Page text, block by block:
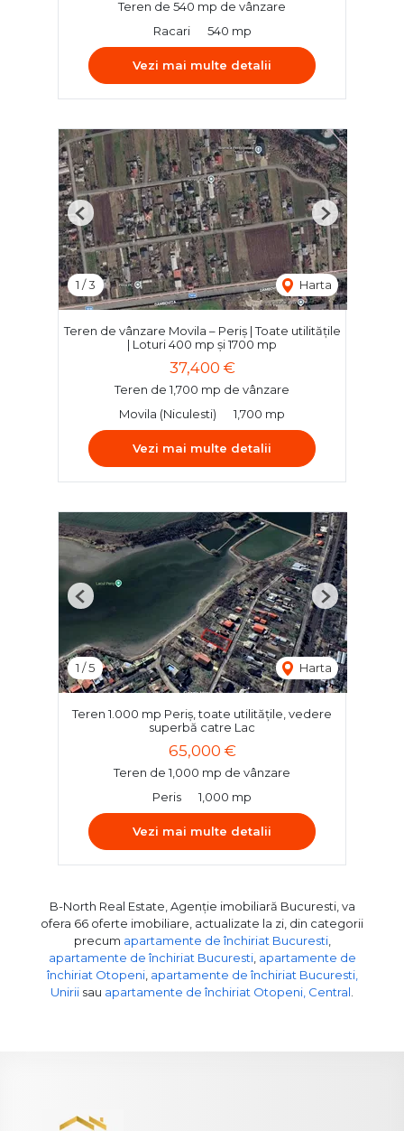
Teren de 540 mp de vânzare
Racari
540 mp
Vezi mai multe detalii
1 /3 Harta
Previous Next
Teren de vânzare Movila – Periș | Toate utilitățile
| Loturi 400 mp și 1700 mp
37,400 €
Teren de 1,700 mp de vânzare
Movila (Niculesti)
1,700 mp
Vezi mai multe detalii
1 /5 Harta
Previous Next
Teren 1.000 mp Periș, toate utilitățile, vedere
superbă catre Lac
65,000 €
Teren de 1,000 mp de vânzare
Peris
1,000 mp
Vezi mai multe detalii
B-North Real Estate, Agenție imobiliară Bucuresti, va
ofera 66 oferte imobiliare, actualizate la zi, din categorii
precum apartamente de închiriat Bucuresti,
apartamente de închiriat Bucuresti, apartamente de
închiriat Otopeni, apartamente de închiriat Bucuresti,
Unirii sau apartamente de închiriat Otopeni, Central